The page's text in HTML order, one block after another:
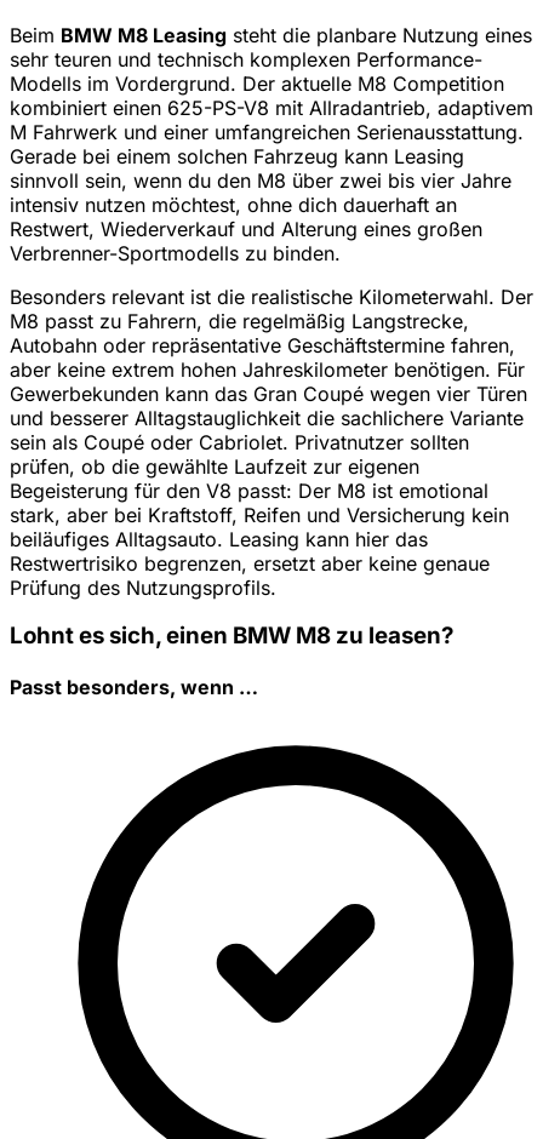
Beim BMW M8 Leasing steht die planbare Nutzung eines
sehr teuren und technisch komplexen Performance-
Modells im Vordergrund. Der aktuelle M8 Competition
kombiniert einen 625-PS-V8 mit Allradantrieb, adaptivem
M Fahrwerk und einer umfangreichen Serienausstattung.
Gerade bei einem solchen Fahrzeug kann Leasing
sinnvoll sein, wenn du den M8 über zwei bis vier Jahre
intensiv nutzen möchtest, ohne dich dauerhaft an
Restwert, Wiederverkauf und Alterung eines großen
Verbrenner-Sportmodells zu binden.
Besonders relevant ist die realistische Kilometerwahl. Der
M8 passt zu Fahrern, die regelmäßig Langstrecke,
Autobahn oder repräsentative Geschäftstermine fahren,
aber keine extrem hohen Jahreskilometer benötigen. Für
Gewerbekunden kann das Gran Coupé wegen vier Türen
und besserer Alltagstauglichkeit die sachlichere Variante
sein als Coupé oder Cabriolet. Privatnutzer sollten
prüfen, ob die gewählte Laufzeit zur eigenen
Begeisterung für den V8 passt: Der M8 ist emotional
stark, aber bei Kraftstoff, Reifen und Versicherung kein
beiläufiges Alltagsauto. Leasing kann hier das
Restwertrisiko begrenzen, ersetzt aber keine genaue
Prüfung des Nutzungsprofils.
Lohnt es sich, einen BMW M8 zu leasen?
Passt besonders, wenn …